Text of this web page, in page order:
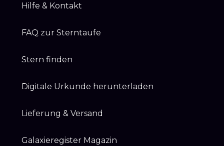
Hilfe & Kontakt
FAQ zur Sterntaufe
Stern finden
Digitale Urkunde herunterladen
Lieferung & Versand
Galaxieregister Magazin